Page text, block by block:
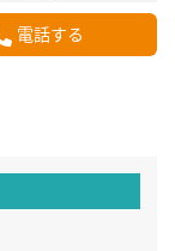
電話する